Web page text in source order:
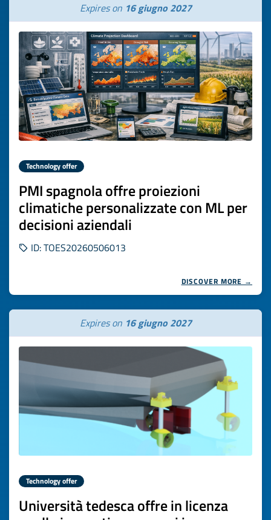
Expires on 16 giugno 2027
Technology offer
PMI spagnola offre proiezioni
climatiche personalizzate con ML per
decisioni aziendali
ID: TOES20260506013
DISCOVER MORE →
Expires on 16 giugno 2027
Technology offer
Università tedesca offre in licenza